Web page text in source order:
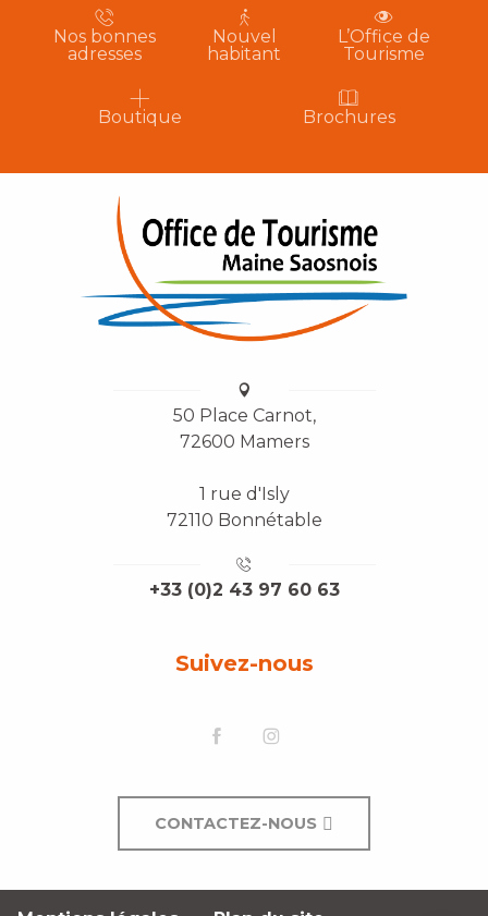
Nos bonnes
adresses
Nouvel
habitant
L’Office de
Tourisme
Boutique Brochures
50 Place Carnot,
72600 Mamers
1 rue d'Isly
72110 Bonnétable
+33 (0)2 43 97 60 63
Suivez-nous
CONTACTEZ-NOUS